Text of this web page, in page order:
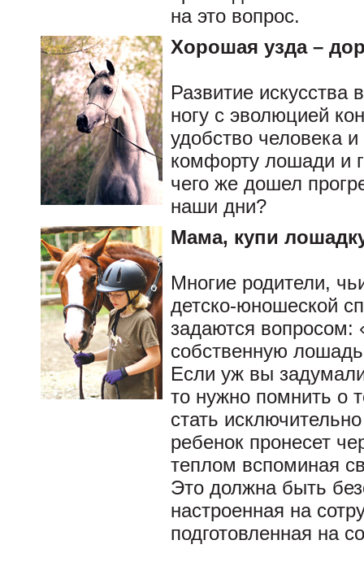
на это вопрос.
Хорошая узда –
Развитие
ногу с эволюцией
удобство человека и
комфорту лошади и
чего же дошел
наши дни?
Мама, купи
Многие родители,
детско-юношеской
задаются вопросом:
собственную
Если уж вы
то нужно помнить о
стать
ребенок пронесет
теплом вспоминая
Это должна быть
настроенная на
подготовленная на